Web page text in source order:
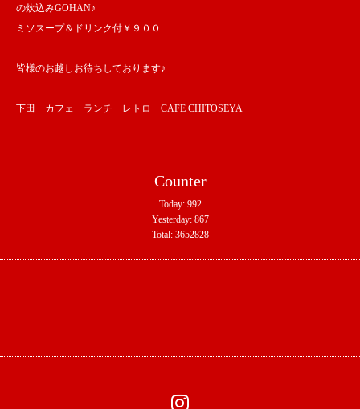
の炊込みGOHAN♪
ミソスープ＆ドリンク付￥９００
皆様のお越しお待ちしております♪
下田 カフェ ランチ レトロ CAFE CHITOSEYA
Counter
Today: 992
Yesterday: 867
Total: 3652828